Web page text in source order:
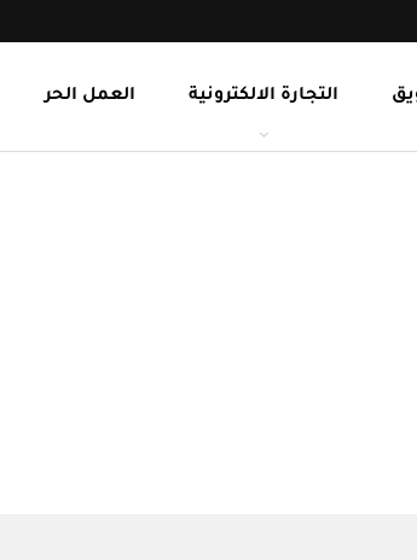
العمل الحر التجارة الالكترونية